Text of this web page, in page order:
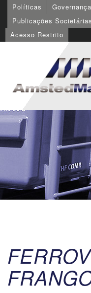
Políticas
Publicações Societárias
Acesso Restrito